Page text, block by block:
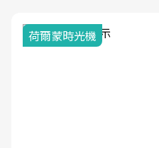
荷爾蒙時光機